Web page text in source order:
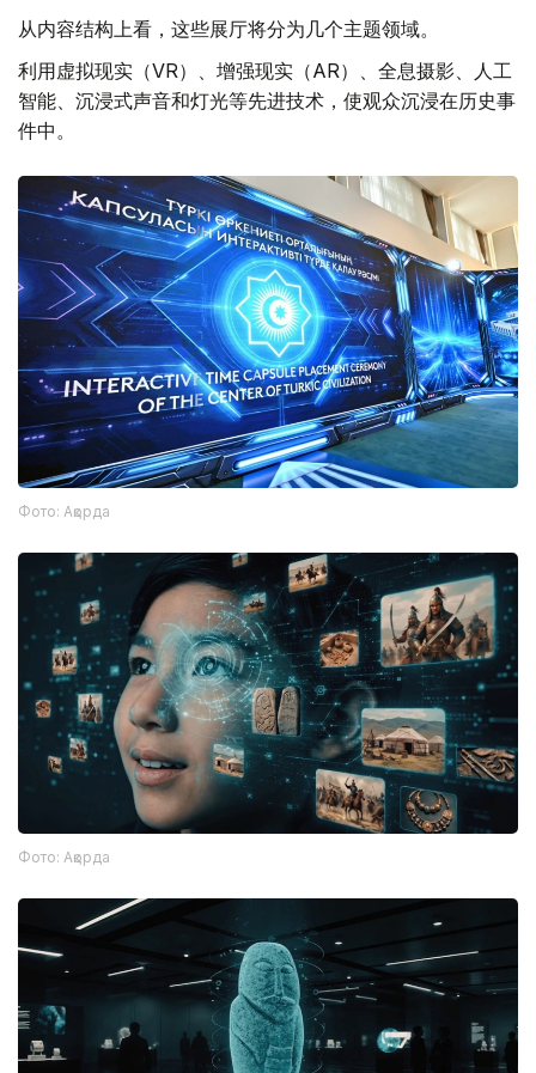
从内容结构上看，这些展厅将分为几个主题领域。
利用虚拟现实（VR）、增强现实（AR）、全息摄影、人工
智能、沉浸式声音和灯光等先进技术，使观众沉浸在历史事
件中。
Фото: Ақорда
Фото: Ақорда